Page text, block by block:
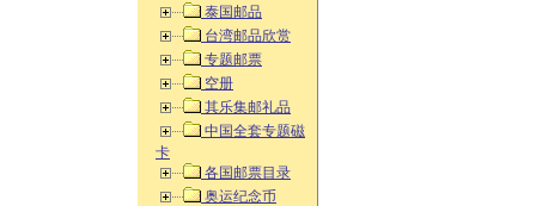
泰国邮品
台湾邮品欣赏
专题邮票
空册
其乐集邮礼品
中国全套专题磁
卡
各国邮票目录
奥运纪念币